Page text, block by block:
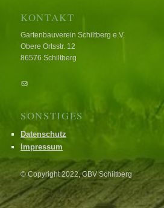
KONTAKT
Gartenbauverein Schiltberg e.V.
Obere Ortsstr. 12
86576 Schiltberg
E-Mail
SONSTIGES
Datenschutz
Impressum
© Copyright 2022, GBV Schiltberg